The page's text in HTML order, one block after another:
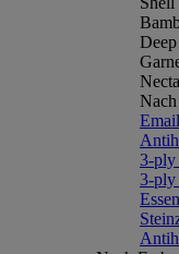
3-ply
3-ply